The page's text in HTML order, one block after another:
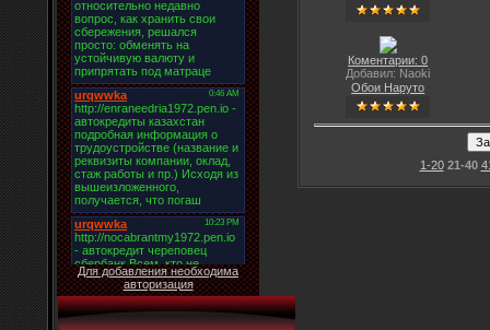
Для добавления необходима
авторизация
Коментарии: 0
Добавил: Naoki
Обои Наруто
1-20 21-40